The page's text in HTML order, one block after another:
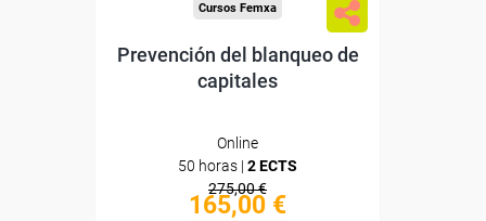
Cursos Femxa
Prevención del blanqueo de
capitales
Online
50 horas | 2 ECTS
275,00 €
165,00 €